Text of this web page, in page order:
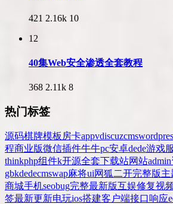
421 2.16k 10
12
40集Web安全渗透全套教程
368 2.11k 8
热门标签
源码棋牌模板 房卡appvdiscuzcms
程商业版微信插件牛牛pc安卓dede游戏
thinkphp组件k开源全套下载站网站admin
gbkdedecmswap麻将ui网狐 二开完整版主
商城手机seobug完整最新版互娱修复视
签最新更新电玩ios搭建客户端接口响应